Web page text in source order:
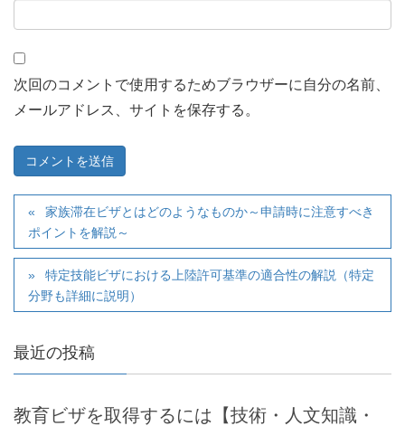
次回のコメントで使用するためブラウザーに自分の名前、
メールアドレス、サイトを保存する。
家族滞在ビザとはどのようなものか～申請時に注意すべき
ポイントを解説～
特定技能ビザにおける上陸許可基準の適合性の解説（特定
分野も詳細に説明）
最近の投稿
教育ビザを取得するには【技術・人文知識・